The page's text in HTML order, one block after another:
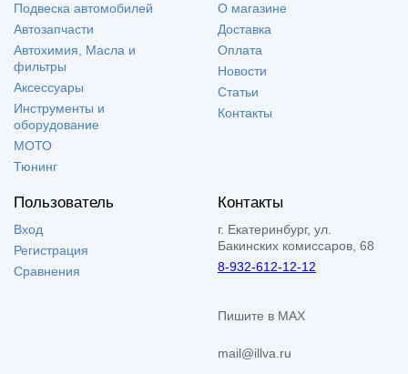
Подвеска автомобилей
Автозапчасти
Автохимия, Масла и
фильтры
Аксессуары
Инструменты и
оборудование
МОТО
Тюнинг
О магазине
Доставка
Оплата
Новости
Статьи
Контакты
Пользователь
Вход
Регистрация
Сравнения
Контакты
г. Екатеринбург, ул.
Бакинских комиссаров, 68
8-932-612-12-12
Пишите в MAX
mail@illva.ru